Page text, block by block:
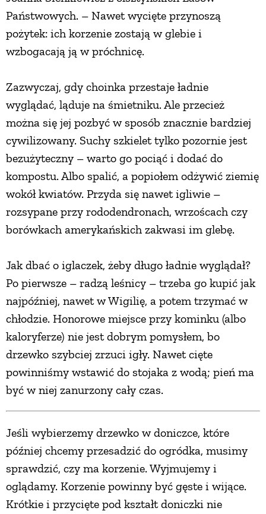
Państwowych. – Nawet wycięte przynoszą
pożytek: ich korzenie zostają w glebie i
wzbogacają ją w próchnicę.
Zazwyczaj, gdy choinka przestaje ładnie
wyglądać, ląduje na śmietniku. Ale przecież
można się jej pozbyć w sposób znacznie bardziej
cywilizowany. Suchy szkielet tylko pozornie jest
bezużyteczny – warto go pociąć i dodać do
kompostu. Albo spalić, a popiołem odżywić ziemię
wokół kwiatów. Przyda się nawet igliwie –
rozsypane przy rododendronach, wrzoścach czy
borówkach amerykańskich zakwasi im glebę.
Jak dbać o iglaczek, żeby długo ładnie wyglądał?
Po pierwsze – radzą leśnicy – trzeba go kupić jak
najpóźniej, nawet w Wigilię, a potem trzymać w
chłodzie. Honorowe miejsce przy kominku (albo
kaloryferze) nie jest dobrym pomysłem, bo
drzewko szybciej zrzuci igły. Nawet cięte
powinniśmy wstawić do stojaka z wodą; pień ma
być w niej zanurzony cały czas.
Jeśli wybierzemy drzewko w doniczce, które
później chcemy przesadzić do ogródka, musimy
sprawdzić, czy ma korzenie. Wyjmujemy i
oglądamy. Korzenie powinny być gęste i wijące.
Krótkie i przycięte pod kształt doniczki nie